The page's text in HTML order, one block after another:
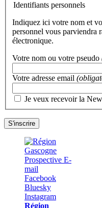
Identifiants personnels
Indiquez ici votre nom et
personnel vous parviendra
électronique.
Votre nom ou votre pseudo
Votre adresse email
Je veux recevoir la
Région